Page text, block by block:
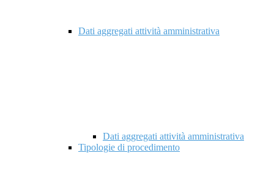
Dati aggregati attività amministrativa
Dati aggregati attività amministrativa
Tipologie di procedimento